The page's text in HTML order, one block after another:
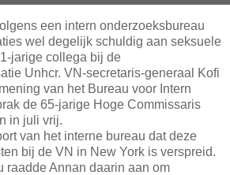
een intern onderzoeksbureau
wel degelijk schuldig aan seksuele
jarige collega bij de
Unhcr. VN-secretaris-generaal Kofi
van het Bureau voor Intern
de 65-jarige Hoge Commissaris
in juli vrij.
van het interne bureau dat deze
bij de VN in New York is verspreid.
raadde Annan daarin aan om